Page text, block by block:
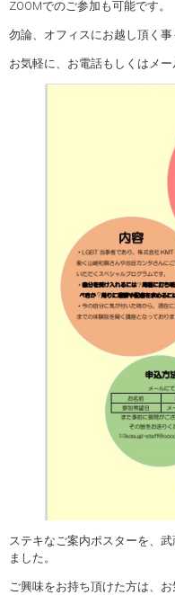
ZOOMでのご参加も可能です。
勿論、オフィスにお越し頂く事
お気軽に、お電話もしくはメ
ステキなご案内ポスターを、
ました。
ご興味をお持ち頂けた方は、